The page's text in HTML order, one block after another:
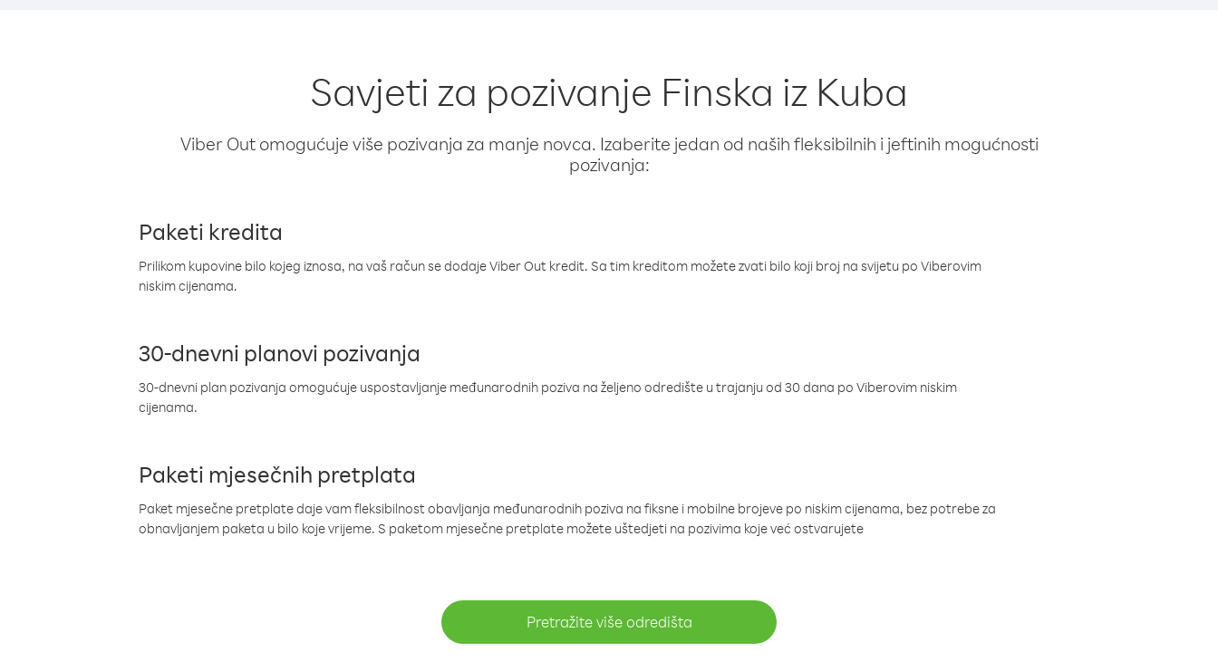
Savjeti za pozivanje Finska iz Kuba
Viber Out omogućuje više pozivanja za manje novca. Izaberite jedan od naših fleksibilnih i jeftinih mogućnosti
pozivanja:
Paketi kredita
Prilikom kupovine bilo kojeg iznosa, na vaš račun se dodaje Viber Out kredit. Sa tim kreditom možete zvati bilo koji broj na svijetu po Viberovim
niskim cijenama.
30-dnevni planovi pozivanja
30-dnevni plan pozivanja omogućuje uspostavljanje međunarodnih poziva na željeno odredište u trajanju od 30 dana po Viberovim niskim
cijenama.
Paketi mjesečnih pretplata
Paket mjesečne pretplate daje vam fleksibilnost obavljanja međunarodnih poziva na fiksne i mobilne brojeve po niskim cijenama, bez potrebe za
obnavljanjem paketa u bilo koje vrijeme. S paketom mjesečne pretplate možete uštedjeti na pozivima koje već ostvarujete
Pretražite više odredišta